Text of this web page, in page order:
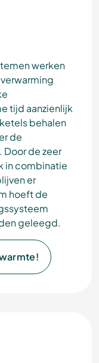
werken
tijd aanzienlijk
behalen
de
de zeer
in combinatie
er
hoeft de
geleegd.